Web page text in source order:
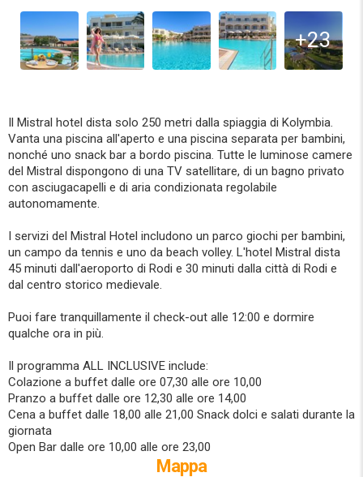
+23
Il Mistral hotel dista solo 250 metri dalla spiaggia di Kolymbia.
Vanta una piscina all'aperto e una piscina separata per bambini,
nonché uno snack bar a bordo piscina. Tutte le luminose camere
del Mistral dispongono di una TV satellitare, di un bagno privato
con asciugacapelli e di aria condizionata regolabile
autonomamente.
I servizi del Mistral Hotel includono un parco giochi per bambini,
un campo da tennis e uno da beach volley. L'hotel Mistral dista
45 minuti dall'aeroporto di Rodi e 30 minuti dalla città di Rodi e
dal centro storico medievale.
Puoi fare tranquillamente il check-out alle 12:00 e dormire
qualche ora in più.
Il programma ALL INCLUSIVE include:
Colazione a buffet dalle ore 07,30 alle ore 10,00
Pranzo a buffet dalle ore 12,30 alle ore 14,00
Cena a buffet dalle 18,00 alle 21,00 Snack dolci e salati durante la
giornata
Open Bar dalle ore 10,00 alle ore 23,00
Mappa